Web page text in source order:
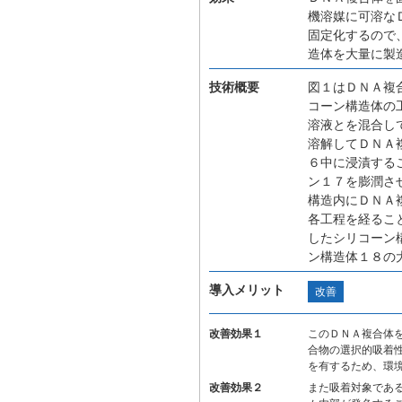
機溶媒に可溶な
固定化するので
造体を大量に製
技術概要
図１はＤＮＡ複
コーン構造体の
溶液とを混合し
溶解してＤＮＡ
６中に浸漬す
ン１７を膨潤さ
構造内にＤＮＡ
各工程を経るこ
したシリコー
ン構造体１８の
導入メリット 改善
改善効果１
このＤＮＡ複合体
合物の選択的吸着
を有するため、環
改善効果２
また吸着対象であ